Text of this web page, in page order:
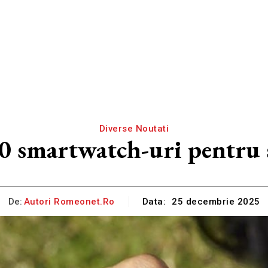
Diverse Noutati
smartwatch-uri pentru
De: Autori Romeonet.ro Data: 25 decembrie 2025